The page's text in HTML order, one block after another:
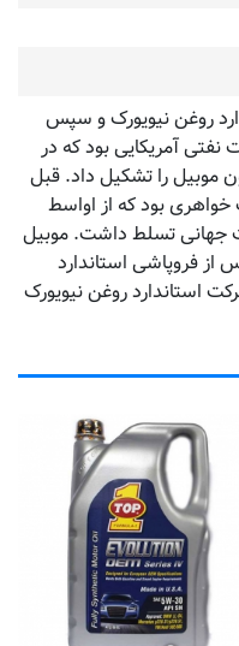
روغن نیویورک و سپس
آمریکایی بود که در
موبیل را تشکیل داد. قبل
خواهری بود که از اواسط
بر صنعت نفت جهانی تسلط داشت. موبیل
که پس از فروپاشی استاندارد
استاندارد روغن نیویورک